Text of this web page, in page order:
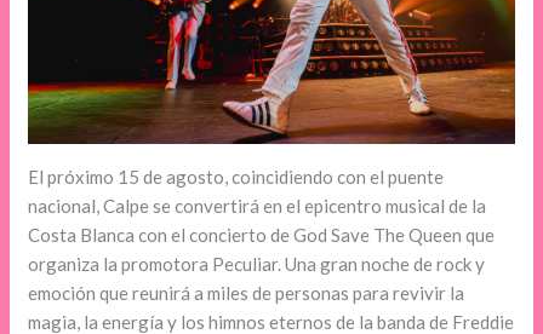
El próximo 15 de agosto, coincidiendo con el puente
nacional, Calpe se convertirá en el epicentro musical de la
Costa Blanca con el concierto de God Save The Queen que
organiza la promotora Peculiar. Una gran noche de rock y
emoción que reunirá a miles de personas para revivir la
magia, la energía y los himnos eternos de la banda de Freddie